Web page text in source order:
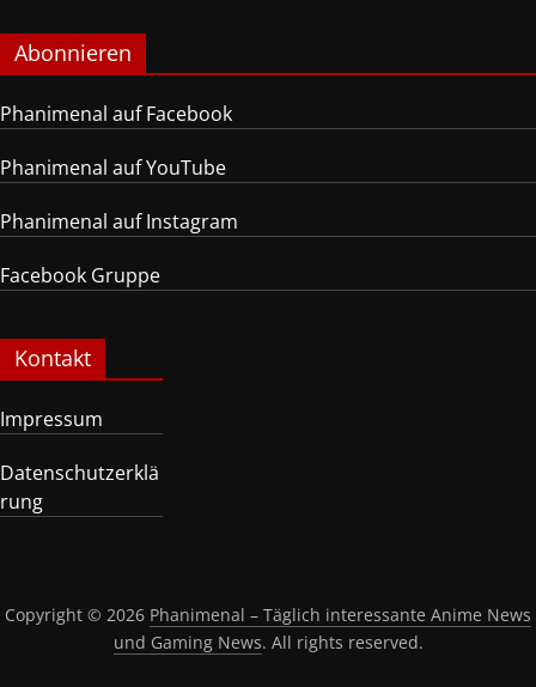
Abonnieren
Phanimenal auf Facebook
Phanimenal auf YouTube
Phanimenal auf Instagram
Facebook Gruppe
Kontakt
Impressum
Datenschutzerklä
rung
Copyright © 2026 Phanimenal – Täglich interessante Anime News
und Gaming News. All rights reserved.